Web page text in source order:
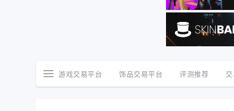
游戏交易平台 饰品交易平台 评测推荐